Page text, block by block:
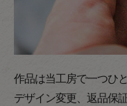
作品は当工房で一つひ
デザイン変更、返品保